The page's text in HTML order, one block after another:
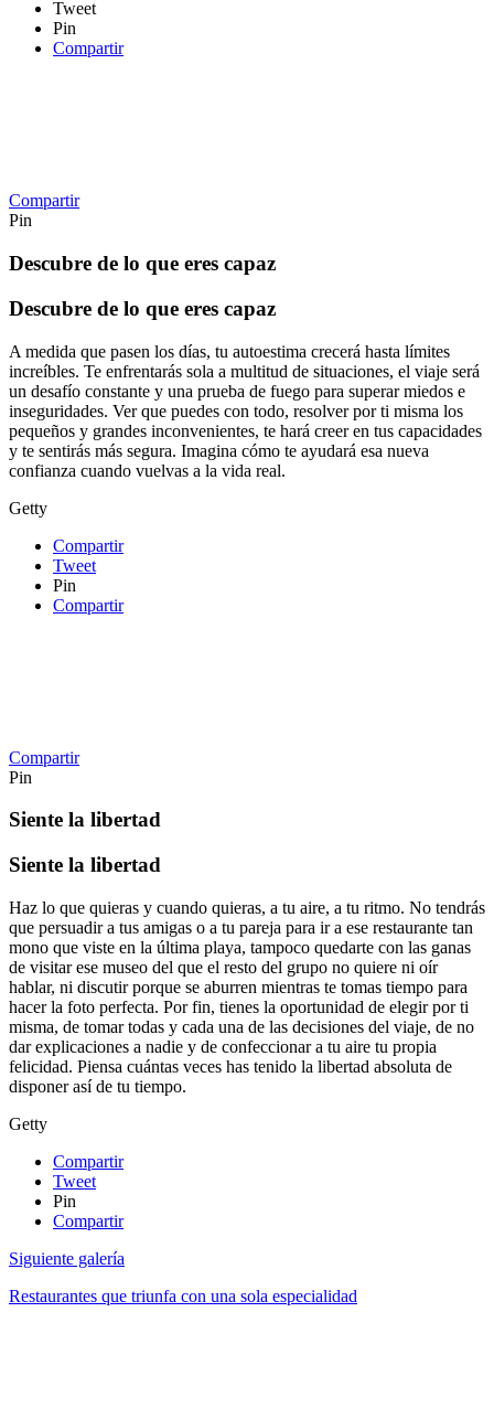
Tweet
Pin
Compartir
Compartir
Pin
Descubre de lo que eres capaz
Descubre de lo que eres capaz
A medida que pasen los días, tu autoestima crecerá hasta límites
increíbles. Te enfrentarás sola a multitud de situaciones, el viaje será
un desafío constante y una prueba de fuego para superar miedos e
inseguridades. Ver que puedes con todo, resolver por ti misma los
pequeños y grandes inconvenientes, te hará creer en tus capacidades
y te sentirás más segura. Imagina cómo te ayudará esa nueva
confianza cuando vuelvas a la vida real.
Getty
Compartir
Tweet
Pin
Compartir
Compartir
Pin
Siente la libertad
Siente la libertad
Haz lo que quieras y cuando quieras, a tu aire, a tu ritmo. No tendrás
que persuadir a tus amigas o a tu pareja para ir a ese restaurante tan
mono que viste en la última playa, tampoco quedarte con las ganas
de visitar ese museo del que el resto del grupo no quiere ni oír
hablar, ni discutir porque se aburren mientras te tomas tiempo para
hacer la foto perfecta. Por fin, tienes la oportunidad de elegir por ti
misma, de tomar todas y cada una de las decisiones del viaje, de no
dar explicaciones a nadie y de confeccionar a tu aire tu propia
felicidad. Piensa cuántas veces has tenido la libertad absoluta de
disponer así de tu tiempo.
Getty
Compartir
Tweet
Pin
Compartir
Siguiente galería
Restaurantes que triunfa con una sola especialidad